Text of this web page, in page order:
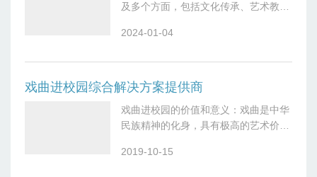
及多个方面，包括文化传承、艺术教
1.文化传承与传统价值观培养：-戏曲是
2024-01-04
戏曲进校园综合解决方案提供商
戏曲进校园的价值和意义：戏曲是中华
民族精神的化身，具有极高的艺术价值
瑰宝。让戏曲走进校园，对传承中华民
2019-10-15